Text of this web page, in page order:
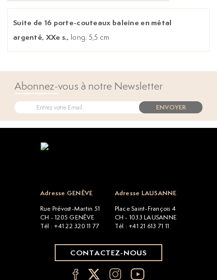
Suite de 16 porte-couteaux baleine en métal
argenté, XXe s., long. 5,5 cm
Abonnez-vous à notre Newsletter
ENVOYER
Adresse GENÈVE
Rue Prévost-Martin 51
CH - 1205 GENÈVE
Tél : +41 22 320 11 77
Adresse LAUSANNE
Place Saint-François 4
CH - 1033 LAUSANNE
Tél : +41 21 613 71 11
CONTACTEZ-NOUS